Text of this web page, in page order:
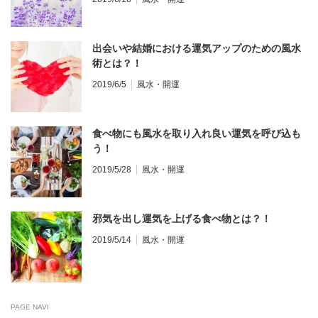
出会いや結婚における運気アップのための風水
術とは？！
2019/6/5 風水・開運
食べ物にも風水を取り入れ良い運気を呼び込も
う！
2019/5/28 風水・開運
邪気を出し運気を上げる食べ物とは？！
2019/5/14 風水・開運
PAGE NAVI